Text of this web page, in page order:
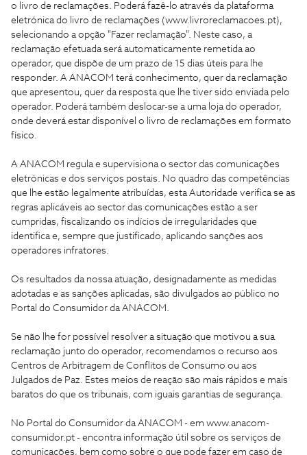
o livro de reclamações. Poderá fazê-lo através da plataforma
eletrónica do livro de reclamações (www.livroreclamacoes.pt),
selecionando a opção "Fazer reclamação". Neste caso, a
reclamação efetuada será automaticamente remetida ao
operador, que dispõe de um prazo de 15 dias úteis para lhe
responder. A ANACOM terá conhecimento, quer da reclamação
que apresentou, quer da resposta que lhe tiver sido enviada pelo
operador. Poderá também deslocar-se a uma loja do operador,
onde deverá estar disponível o livro de reclamações em formato
físico.
A ANACOM regula e supervisiona o sector das comunicações
eletrónicas e dos serviços postais. No quadro das competências
que lhe estão legalmente atribuídas, esta Autoridade verifica se as
regras aplicáveis ao sector das comunicações estão a ser
cumpridas, fiscalizando os indícios de irregularidades que
identifica e, sempre que justificado, aplicando sanções aos
operadores infratores.
Os resultados da nossa atuação, designadamente as medidas
adotadas e as sanções aplicadas, são divulgados ao público no
Portal do Consumidor da ANACOM.
Se não lhe for possível resolver a situação que motivou a sua
reclamação junto do operador, recomendamos o recurso aos
Centros de Arbitragem de Conflitos de Consumo ou aos
Julgados de Paz. Estes meios de reação são mais rápidos e mais
baratos do que os tribunais, com iguais garantias de segurança.
No Portal do Consumidor da ANACOM - em www.anacom-
consumidor.pt - encontra informação útil sobre os serviços de
comunicações, bem como sobre o que pode fazer em caso de